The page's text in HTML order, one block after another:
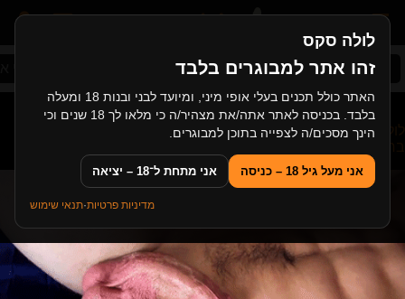
לולה סקס
זהו אתר למבוגרים בלבד
האתר כולל תכנים בעלי אופי מיני, ומיועד לבני ובנות 18 ומעלה
בלבד. בכניסה לאתר אתה/את מצהיר/ה כי מלאו לך 18 שנים וכי
הינך מסכים/ה לצפייה בתוכן למבוגרים.
אני מעל גיל 18 – כניסה אני מתחת ל־18 – יציאה
מדיניות פרטיות·תנאי שימוש
סקס ישראלי ג'ינג'יות
לולה סקס>סקס צעירות >צרפתיה עם ציצי ענק בסקס שליטה עם